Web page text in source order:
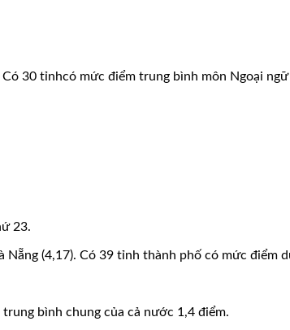
30 tỉnhcó mức điểm trung bình môn Ngoại
23.
(4,17). Có 39 tỉnh thành phố có mức điểm
bình chung của cả nước 1,4 điểm.